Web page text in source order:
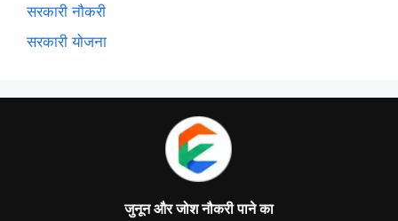
सरकारी नौकरी
सरकारी योजना
जुनून और जोश नौकरी पाने का